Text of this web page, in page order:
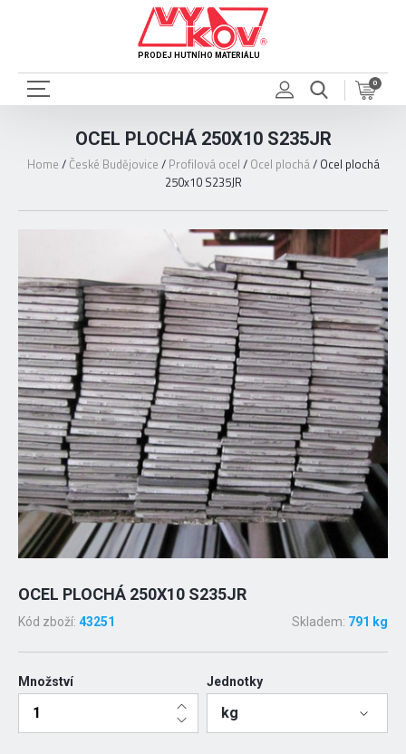
PRODEJ HUTNÍHO MATERIÁLU
0
OCEL PLOCHÁ 250X10 S235JR
Home / České Budějovice / Profilová ocel / Ocel plochá/ Ocel plochá
250x10 S235JR
OCEL PLOCHÁ 250X10 S235JR
Kód zboží: 43251 Skladem: 791 kg
Množství Jednotky
kg